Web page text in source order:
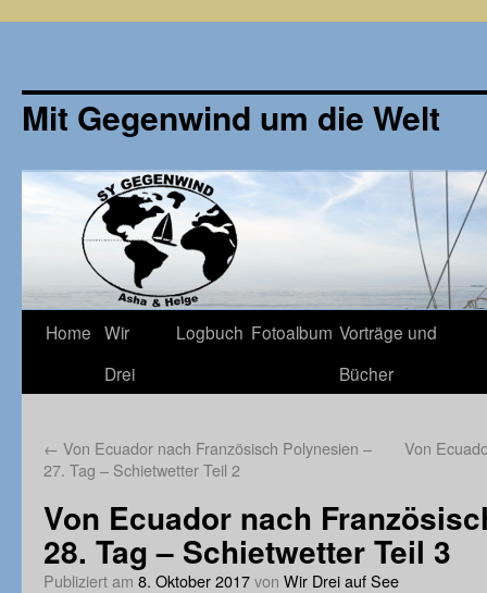
Mit Gegenwind um die Welt
Zum
Home Wir
Drei
Logbuch Fotoalbum Vorträge und
Bücher
← Von Ecuador nach Französisch Polynesien –
27. Tag – Schietwetter Teil 2
Von
Von Ecuador nach
28. Tag – Schietwetter Teil 3
Publiziert am 8. Oktober 2017von Wir Drei auf See